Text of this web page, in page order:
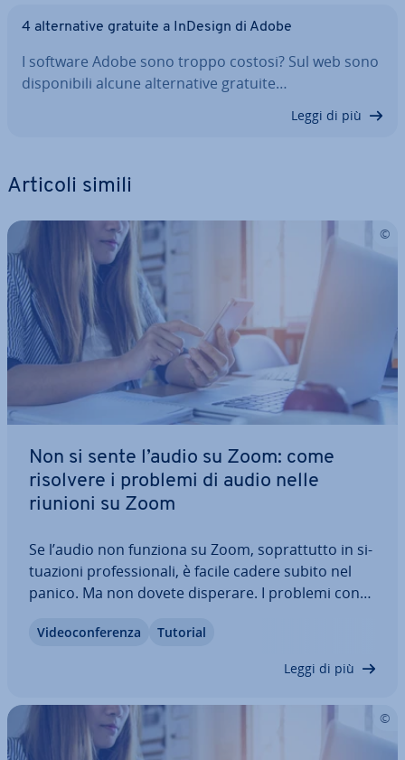
4 al­ter­na­ti­ve gratuite a InDesign di Adobe
I software Adobe sono troppo costosi? Sul web sono
di­spo­ni­bi­li alcune al­ter­na­ti­ve gratuite…
Leggi di più
Articoli simili
Non si sente l’audio su Zoom: come
risolvere i problemi di audio nelle
riunioni su Zoom
Se l’audio non funziona su Zoom, so­prat­tut­to in si­
tua­zio­ni pro­fes­sio­na­li, è facile cadere subito nel
panico. Ma non dovete disperare. I problemi con
desktop, smart­pho­ne e tablet. Seguite la nostra
Vi­deo­con­fe­ren­za Tutorial
Leggi di più